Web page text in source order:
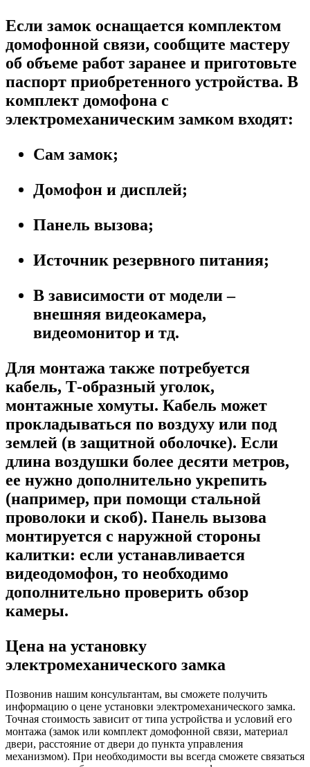
Если замок оснащается комплектом
домофонной связи, сообщите мастеру
об объеме работ заранее и приготовьте
паспорт приобретенного устройства. В
комплект домофона с
электромеханическим замком входят:
Сам замок;
Домофон и дисплей;
Панель вызова;
Источник резервного питания;
В зависимости от модели –
внешняя видеокамера,
видеомонитор и тд.
Для монтажа также потребуется
кабель, Т-образный уголок,
монтажные хомуты. Кабель может
прокладываться по воздуху или под
землей (в защитной оболочке). Если
длина воздушки более десяти метров,
ее нужно дополнительно укрепить
(например, при помощи стальной
проволоки и скоб). Панель вызова
монтируется с наружной стороны
калитки: если устанавливается
видеодомофон, то необходимо
дополнительно проверить обзор
камеры.
Цена на установку
электромеханического замка
Позвонив нашим консультантам, вы сможете получить
информацию о цене установки электромеханического замка.
Точная стоимость зависит от типа устройства и условий его
монтажа (замок или комплект домофонной связи, материал
двери, расстояние от двери до пункта управления
механизмом). При необходимости вы всегда сможете связаться